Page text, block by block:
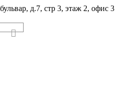
д.7, стр 3, этаж 2, офис 3